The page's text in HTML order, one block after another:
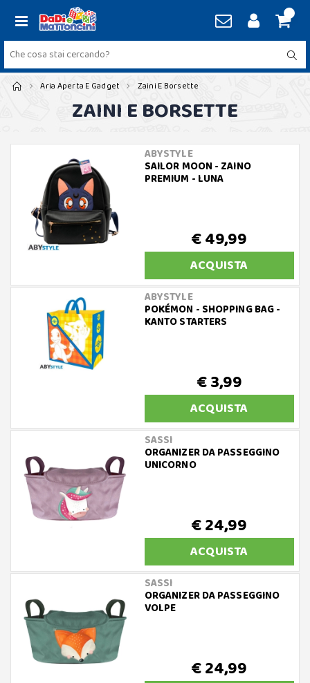
Aria Aperta E Gadget Zaini E Borsette
ZAINI E BORSETTE
ABYSTYLE
SAILOR MOON - ZAINO
PREMIUM - LUNA
€ 49,99
ACQUISTA
ABYSTYLE
POKÉMON - SHOPPING BAG -
KANTO STARTERS
€ 3,99
ACQUISTA
SASSI
ORGANIZER DA PASSEGGINO
UNICORNO
€ 24,99
ACQUISTA
SASSI
ORGANIZER DA PASSEGGINO
VOLPE
€ 24,99